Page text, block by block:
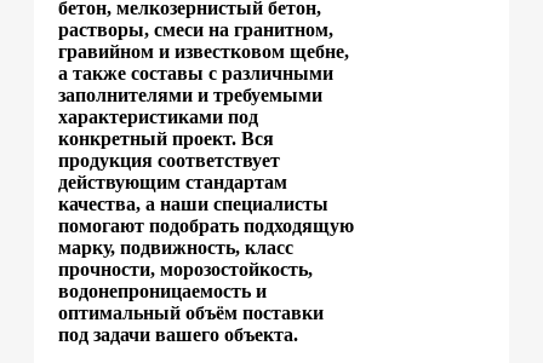
бетон, мелкозернистый бетон,
растворы, смеси на гранитном,
гравийном и известковом щебне,
а также составы с различными
заполнителями и требуемыми
характеристиками под
конкретный проект. Вся
продукция соответствует
действующим стандартам
качества, а наши специалисты
помогают подобрать подходящую
марку, подвижность, класс
прочности, морозостойкость,
водонепроницаемость и
оптимальный объём поставки
под задачи вашего объекта.